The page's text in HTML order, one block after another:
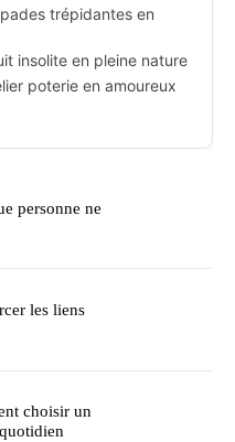
trépidantes en
insolite en pleine nature
poterie en amoureux
personne ne
les liens
choisir un